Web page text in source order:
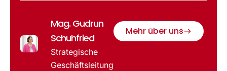
Mag. Gudrun
Schuhfried
Strategische
Geschäftsleitung
Mehr über uns